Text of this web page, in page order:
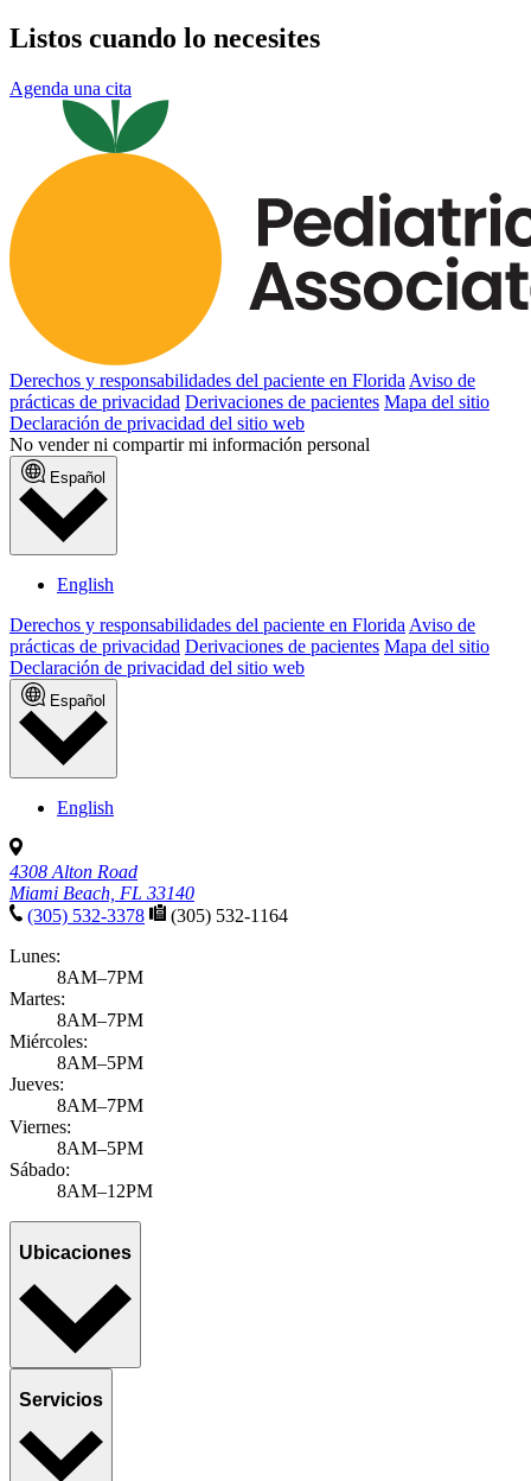
Listos cuando lo necesites
Agenda una cita
Derechos y responsabilidades del paciente en Florida Aviso de
prácticas de privacidad Derivaciones de pacientes Mapa del sitio
Declaración de privacidad del sitio web
No vender ni compartir mi información personal
Español
English
Derechos y responsabilidades del paciente en Florida Aviso de
prácticas de privacidad Derivaciones de pacientes Mapa del sitio
Declaración de privacidad del sitio web
Español
English
4308 Alton Road
Miami Beach, FL 33140
(305) 532-3378
(305) 532-1164
Lunes:
8AM–7PM
Martes:
8AM–7PM
Miércoles:
8AM–5PM
Jueves:
8AM–7PM
Viernes:
8AM–5PM
Sábado:
8AM–12PM
Ubicaciones
Servicios